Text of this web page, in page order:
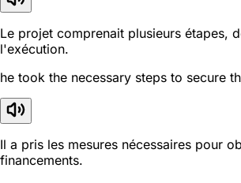
Le projet comprenait plusieurs étapes,
l'exécution.
he took the necessary steps to secure
Il a pris les mesures nécessaires pour
financements.